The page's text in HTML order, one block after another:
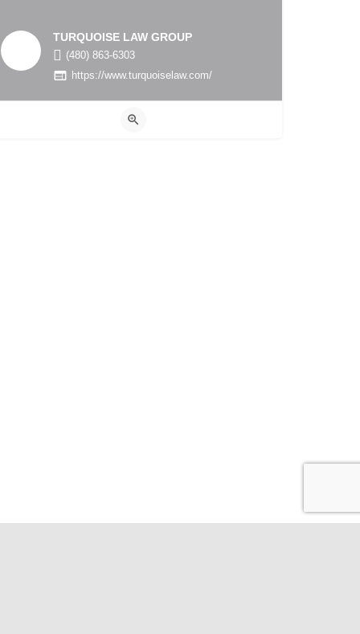
TURQUOISE LAW GROUP
(480) 863-6303
https://www.turquoiselaw.com/